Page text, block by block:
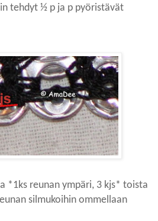
tehdyt ½ p ja p pyöristävät
*1ks reunan ympäri, 3 kjs* toista
silmukoihin ommellaan